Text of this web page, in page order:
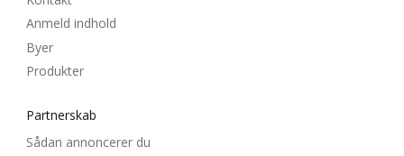
Anmeld indhold
Byer
Produkter
Partnerskab
Sådan annoncerer du